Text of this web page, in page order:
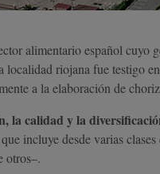
alimentario español
riojana fue testigo
a la elaboración de
la calidad y la
incluye desde varias
otros–.